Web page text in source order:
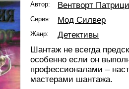
Автор: Вентворт
Серия: Мод Силвер
Жанр:
Детективы
Шантаж не всегда
особенно если он
профессионалами –
мастерами шантажа.